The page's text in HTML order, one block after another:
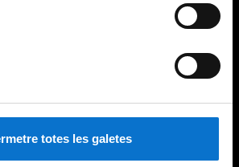
totes les galetes